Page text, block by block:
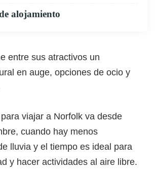
alojamiento
entre sus atractivos un
en auge, opciones de ocio y
viajar a Norfolk va desde
cuando hay menos
lluvia y el tiempo es ideal para
y hacer actividades al aire libre.